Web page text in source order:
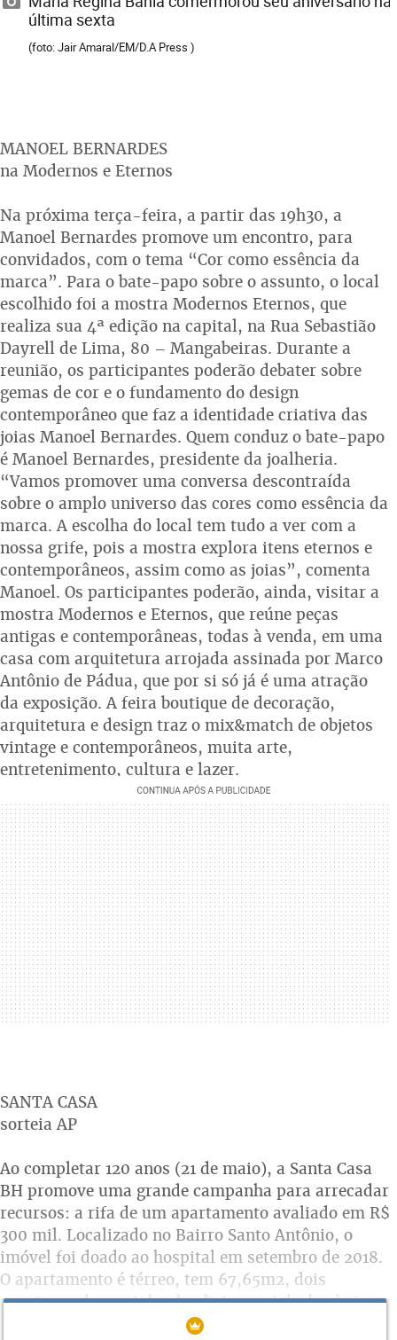
última sexta
(foto: Jair Amaral/EM/D.A Press )
MANOEL BERNARDES
na Modernos e Eternos
Na próxima terça-feira, a partir das 19h30, a
Manoel Bernardes promove um encontro, para
convidados, com o tema “Cor como essência da
marca”. Para o bate-papo sobre o assunto, o local
escolhido foi a mostra Modernos Eternos, que
realiza sua 4ª edição na capital, na Rua Sebastião
Dayrell de Lima, 80 – Mangabeiras. Durante a
reunião, os participantes poderão debater sobre
gemas de cor e o fundamento do design
contemporâneo que faz a identidade criativa das
joias Manoel Bernardes. Quem conduz o bate-papo
é Manoel Bernardes, presidente da joalheria.
“Vamos promover uma conversa descontraída
sobre o amplo universo das cores como essência da
marca. A escolha do local tem tudo a ver com a
nossa grife, pois a mostra explora itens eternos e
contemporâneos, assim como as joias”, comenta
Manoel. Os participantes poderão, ainda, visitar a
mostra Modernos e Eternos, que reúne peças
antigas e contemporâneas, todas à venda, em uma
casa com arquitetura arrojada assinada por Marco
Antônio de Pádua, que por si só já é uma atração
da exposição. A feira boutique de decoração,
arquitetura e design traz o mix&match de objetos
vintage e contemporâneos, muita arte,
entretenimento, cultura e lazer.
SANTA CASA
sorteia AP
Ao completar 120 anos (21 de maio), a Santa Casa
BH promove uma grande campanha para arrecadar
recursos: a rifa de um apartamento avaliado em R$
300 mil. Localizado no Bairro Santo Antônio, o
imóvel foi doado ao hospital em setembro de 2018.
O apartamento é térreo, tem 67,65m2, dois
quartos, sala, cozinha, banheiro social e banheiro
na área de serviço. Parte da verba arrecadada com